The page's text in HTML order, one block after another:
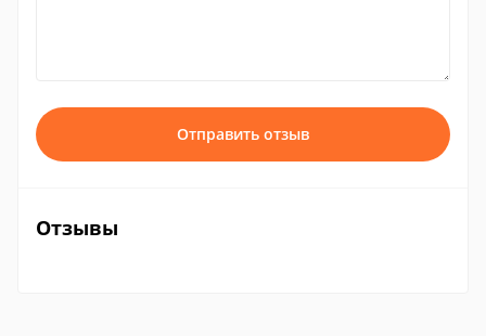
Отправить отзыв
Отзывы